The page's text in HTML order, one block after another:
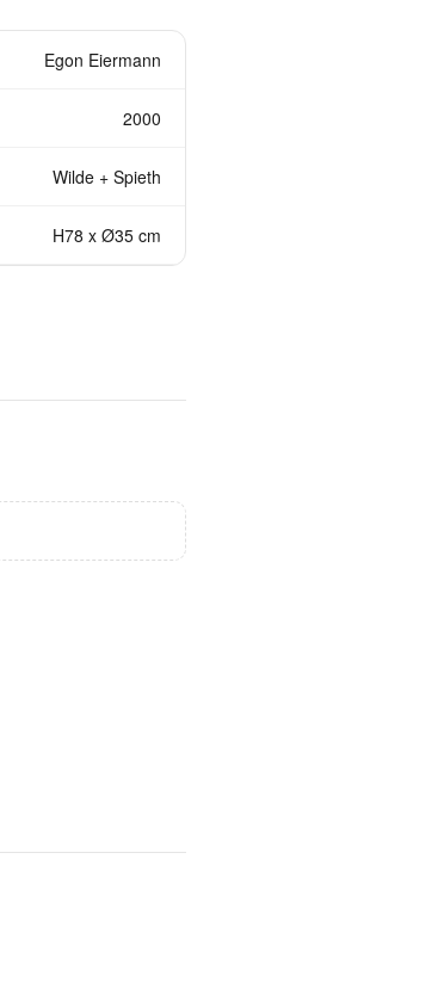
Egon Eiermann
2000
Wilde + Spieth
H78 x Ø35 cm